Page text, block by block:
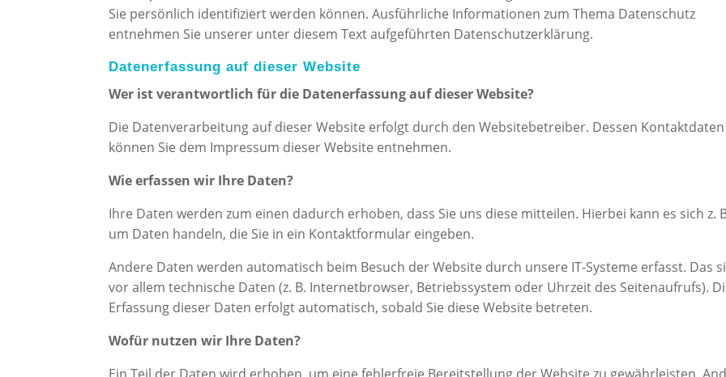
Sie persönlich identifiziert werden können. Ausführliche Informationen zum Thema Datenschutz
entnehmen Sie unserer unter diesem Text aufgeführten Datenschutzerklärung.
Datenerfassung auf dieser Website
Wer ist verantwortlich für die Datenerfassung auf dieser Website?
Die Datenverarbeitung auf dieser Website erfolgt durch den Websitebetreiber. Dessen Kontaktdaten
können Sie dem Impressum dieser Website entnehmen.
Wie erfassen wir Ihre Daten?
Ihre Daten werden zum einen dadurch erhoben, dass Sie uns diese mitteilen. Hierbei kann es sich z.
um Daten handeln, die Sie in ein Kontaktformular eingeben.
Andere Daten werden automatisch beim Besuch der Website durch unsere IT-Systeme erfasst. Das
vor allem technische Daten (z. B. Internetbrowser, Betriebssystem oder Uhrzeit des Seitenaufrufs).
Erfassung dieser Daten erfolgt automatisch, sobald Sie diese Website betreten.
Wofür nutzen wir Ihre Daten?